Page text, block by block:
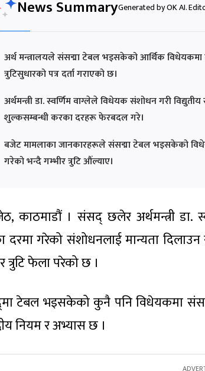
News SummaryGenerated by OK AI.
अर्थ मन्त्रालयले संसद्मा टेबल भइसकेको आर्थिक
त्रुटिसुधारको पत्र दर्ता गराएको छ।
अर्थमन्त्री डा. स्वर्णिम वाग्लेले विधेयक संशोधन गरी
शुल्कसम्बन्धी करका दरहरू फेरबदल गरे।
बजेट मामलाका जानकारहरूले संसद्मा टेबल भइसकेको
गरेको भन्दै गम्भीर त्रुटि औंल्याए।
काठमाडौं । संसद् छलेर अर्थमन्त्री डा.
गरेको संशोधनलाई मान्यता दिलाउन
त्रुटि फेला परेको छ ।
टेबल भइसकेको कुनै पनि विधेयकमा
नियम र अभ्यास छ ।